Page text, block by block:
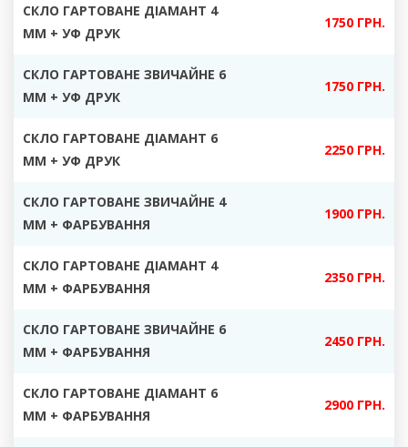
СКЛО ГАРТОВАНЕ ДІАМАНТ 4
ММ + УФ ДРУК
1750 ГРН.
СКЛО ГАРТОВАНЕ ЗВИЧАЙНЕ 6
ММ + УФ ДРУК
1750 ГРН.
СКЛО ГАРТОВАНЕ ДІАМАНТ 6
ММ + УФ ДРУК
2250 ГРН.
СКЛО ГАРТОВАНЕ ЗВИЧАЙНЕ 4
ММ + ФАРБУВАННЯ
1900 ГРН.
СКЛО ГАРТОВАНЕ ДІАМАНТ 4
ММ + ФАРБУВАННЯ
2350 ГРН.
СКЛО ГАРТОВАНЕ ЗВИЧАЙНЕ 6
ММ + ФАРБУВАННЯ
2450 ГРН.
СКЛО ГАРТОВАНЕ ДІАМАНТ 6
ММ + ФАРБУВАННЯ
2900 ГРН.